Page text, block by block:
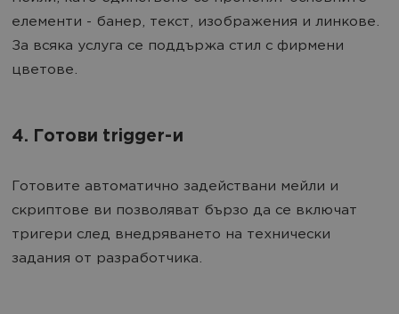
елементи - банер, текст, изображения и линкове.
За всяка услуга се поддържа стил с фирмени
цветове.
4. Готови trigger-и
Готовите автоматично задействани мейли и
скриптове ви позволяват бързо да се включат
тригери след внедряването на технически
задания от разработчика.